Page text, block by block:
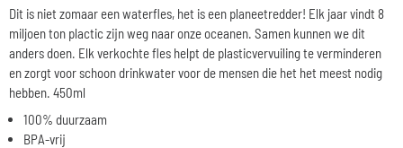
Dit is niet zomaar een waterfles, het is een planeetredder! Elk jaar vindt 8
miljoen ton plactic zijn weg naar onze oceanen. Samen kunnen we dit
anders doen. Elk verkochte fles helpt de plasticvervuiling te verminderen
en zorgt voor schoon drinkwater voor de mensen die het het meest nodig
hebben. 450ml
100% duurzaam
BPA-vrij